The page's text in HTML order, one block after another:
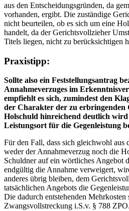
aus den Entscheidungsgründen, da
vorhanden, ergibt. Die zuständige
nicht beurteilen, ob es sich um eine
handelt, da der Gerichtsvollzieher
Titels liegen, nicht zu berücksichtigen
Praxistipp:
Sollte also ein Feststellungsantrag
Annahmeverzuges im
empfiehlt es sich, zumindest den
der Charakter der zu erbringenden
Holschuld hinreichend deutlich
Leistungsort für die Gegenleistung
Für den Fall, dass sich gleichwohl aus
weder der Annahmeverzug noch die
Schuldner auf ein wörtliches Angebot
endgültig die Annahme verweigert,
anderes übrig bleiben, dem
tatsächlichen Angebots die
Die dadurch entstehenden
Zwangsvollstreckung i.S.v. § 788 ZPO.